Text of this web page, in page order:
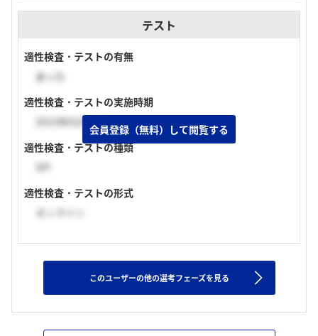
テスト
適性検査・テストの有無
あった
適性検査・テストの実施時期
2023年02月上旬
適性検査・テストの種類
SPI
適性検査・テストの形式
オンライン
会員登録（無料）して閲覧する
このユーザーの他の選考フェーズを見る